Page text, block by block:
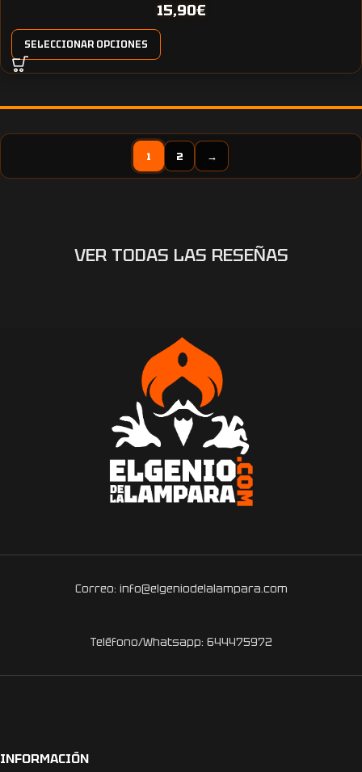
15,90€
SELECCIONAR OPCIONES
1 2 →
VER TODAS LAS RESEÑAS
Correo: info@elgeniodelalampara.com
Teléfono/Whatsapp: 644475972
INFORMACIÓN